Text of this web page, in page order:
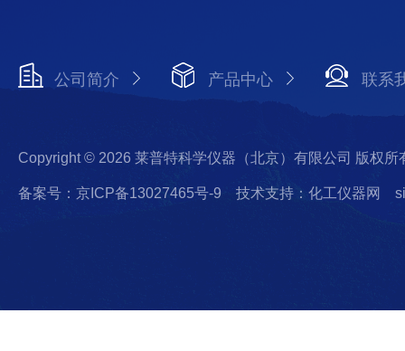
公司简介 产品中心 联系
Copyright © 2026 莱普特科学仪器（北京）有限公司 版权所
备案号：京ICP备13027465号-9 技术支持：化工仪器网